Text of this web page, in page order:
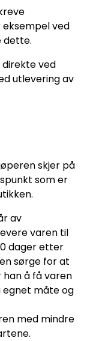
ved
dette.
direkte ved
utlevering av
skjer på
som er
av
varen til
dager etter
sørge for at
å få varen
måte og
med mindre